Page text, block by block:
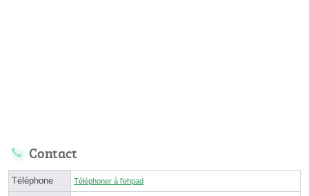
Contact
Téléphone Téléphoner à l'ehpad